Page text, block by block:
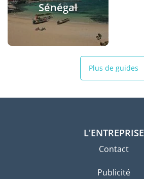
Sénégal
Plus de guides
L'ENTREPRISE
Contact
Publicité